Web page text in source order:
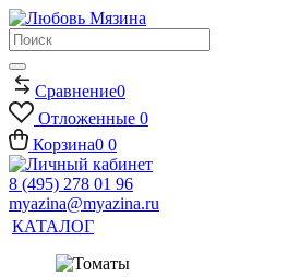
Сравнение0
Отложенные 0
Корзина0 0
8 (495) 278 01 96
myazina@myazina.ru
КАТАЛОГ